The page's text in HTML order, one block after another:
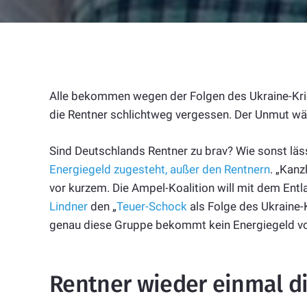
Alle bekommen wegen der Folgen des Ukraine-
die Rentner schlichtweg vergessen. Der Unmut
Sind Deutschlands Rentner zu brav? Wie sonst
Energiegeld zugesteht, außer den Rentnern.
vor kurzem. Die Ampel-Koalition will mit dem
Lindner den „Teuer-Schock als Folge des
genau diese Gruppe bekommt kein Energiegeld
Rentner wieder einmal